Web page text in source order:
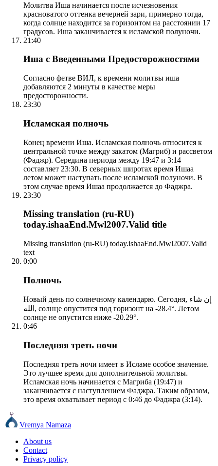
Молитва Иша начинается после исчезновения
красноватого оттенка вечерней зари, примерно тогда,
когда солнце находится за горизонтом на расстоянии 17
градусов. Иша заканчивается к исламской полуночи.
21:40
Иша с Введенными Предосторожностями
Согласно фетве ВИЛ, к времени молитвы иша
добавляются 2 минуты в качестве меры
предосторожности.
23:30
Исламская полночь
Конец времени Иша. Исламская полночь относится к
центральной точке между закатом (Магриб) и рассветом
(Фаджр). Середина периода между 19:47 и 3:14
составляет 23:30. В северных широтах время Ишаа
летом может наступать после исламской полуночи. В
этом случае время Ишаа продолжается до Фаджра.
23:30
Missing translation (ru-RU)
today.ishaaEnd.Mwl2007.Valid title
Missing translation (ru-RU) today.ishaaEnd.Mwl2007.Valid
text
0:00
Полночь
Новый день по солнечному календарю. Сегодня, إن شاء
الله, солнце опустится под горизонт на -28.4°. Летом
солнце не опустится ниже -20.29°.
0:46
Последняя треть ночи
Последняя треть ночи имеет в Исламе особое значение.
Это лучшее время для дополнительной молитвы.
Исламская ночь начинается с Магриба (19:47) и
заканчивается с наступлением Фаджра. Таким образом,
это время охватывает период с 0:46 до Фаджра (3:14).
Vremya Namaza
About us
Contact
Privacy policy